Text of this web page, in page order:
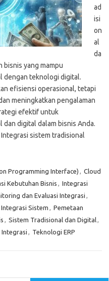
ad
isi
on
al
da
bisnis yang mampu
dengan teknologi digital.
efisiensi operasional, tetapi
meningkatkan pengalaman
efektif untuk
digital dalam bisnis Anda.
sistem tradisional
Programming Interface) , Cloud
Kebutuhan Bisnis , Integrasi
dan Evaluasi Integrasi ,
Sistem , Pemetaan
, Sistem Tradisional dan Digital,
Integrasi , Teknologi ERP